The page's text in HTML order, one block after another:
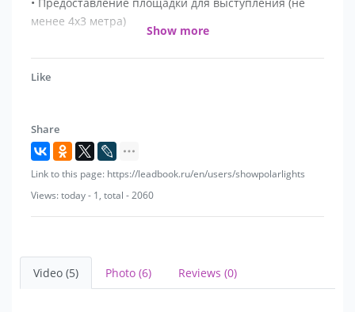
менее 4х3 метра)
• Желательно наличие аудиоаппаратуры, для
возможности воспроизведения музыки для шоу
Show more
Like
Share
Link to this page: https://leadbook.ru/en/users/showpolarlights
Views: today - 1, total - 2060
Video (5) Photo (6) Reviews (0)